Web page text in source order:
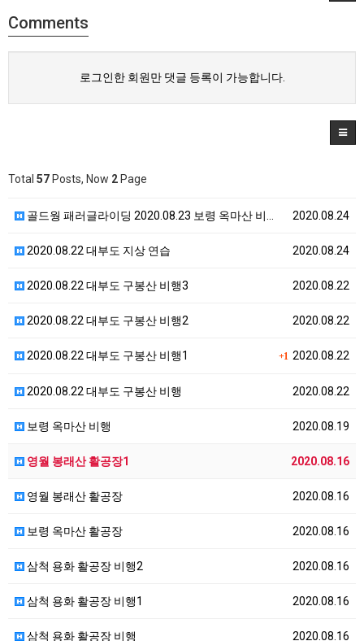
Comments
로그인한 회원만 댓글 등록이 가능합니다.
Total 57 Posts, Now 2 Page
2020.08.24
골드웡 패러글라이딩 2020.08.23 보령 옥마산 비…
2020.08.24
2020.08.22 대부도 지상 연습
2020.08.22
2020.08.22 대부도 구봉산 비행3
2020.08.22
2020.08.22 대부도 구봉산 비행2
+1 2020.08.22
2020.08.22 대부도 구봉산 비행1
2020.08.22
2020.08.22 대부도 구봉산 비행
2020.08.19
보령 옥마산 비행
2020.08.16
영월 봉래산 활공장1
2020.08.16
영월 봉래산 활공장
2020.08.16
보령 옥마산 활공장
2020.08.16
삼척 용화 활공장 비행2
2020.08.16
삼척 용화 활공장 비행1
2020.08.16
삼척 용화 활공장 비행